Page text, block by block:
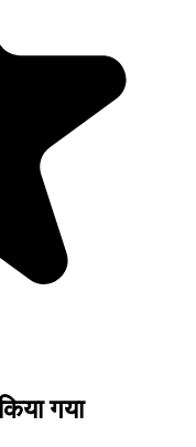
गया